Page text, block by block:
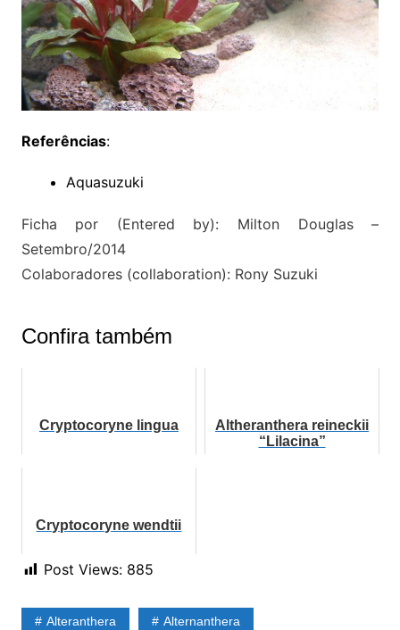
Referências:
Aquasuzuki
Ficha por (Entered by): Milton Douglas –
Setembro/2014
Colaboradores (collaboration): Rony Suzuki
Confira também
Cryptocoryne lingua
Altheranthera reineckii
“Lilacina”
Cryptocoryne wendtii
Post Views: 885
Alteranthera Alternanthera